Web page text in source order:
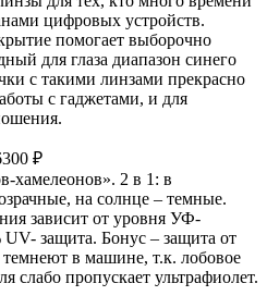
цифровых устройств.
помогает выборочно
для глаза диапазон синего
с такими линзами прекрасно
с гаджетами, и для
₽
хамелеонов». 2 в 1: в
на солнце – темные.
зависит от уровня УФ-
UV- защита. Бонус – защита от
темнеют в машине, т.к. лобовое
слабо пропускает ультрафиолет.